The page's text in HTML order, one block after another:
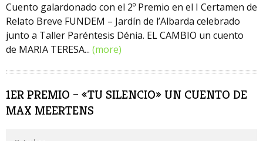
Cuento galardonado con el 2º Premio en el I Certamen de
Relato Breve FUNDEM – Jardín de l’Albarda celebrado
junto a Taller Paréntesis Dénia. EL CAMBIO un cuento
de MARIA TERESA... (more)
1ER PREMIO – «TU SILENCIO» UN CUENTO DE
MAX MEERTENS